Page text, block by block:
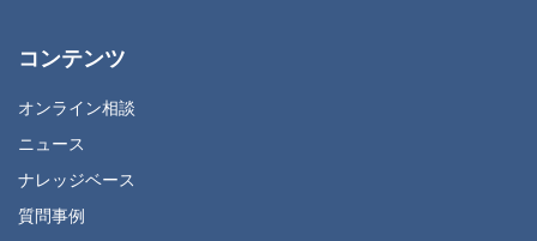
コンテンツ
オンライン相談
ニュース
ナレッジベース
質問事例